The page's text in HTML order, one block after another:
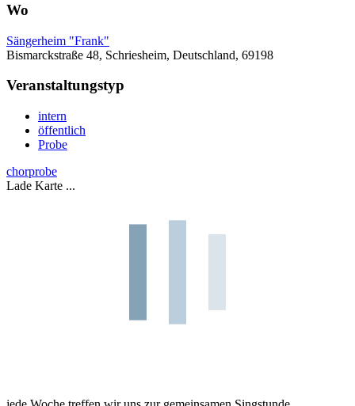
Wo
Sängerheim "Frank"
Bismarckstraße 48, Schriesheim, Deutschland, 69198
Veranstaltungstyp
intern
öffentlich
Probe
chorprobe
Lade Karte ...